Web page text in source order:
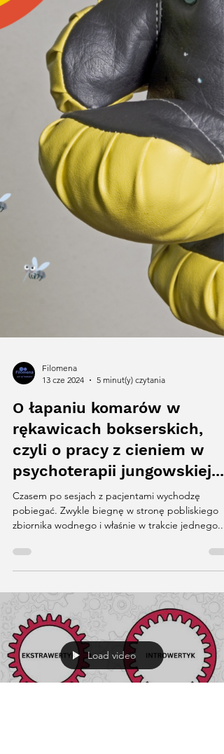
Filomena
5 minut(y) czytania
O łapaniu komarów w
rękawicach bokserskich,
czyli o pracy z cieniem w
psychoterapii jungowskiej...
Czasem po sesjach z pacjentami wychodzę
pobiegać. Zwykle biegnę w stronę pobliskiego
zbiornika wodnego i właśnie w trakcie jednego...